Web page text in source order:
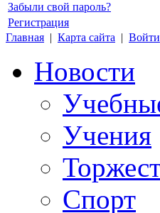
Забыли свой пароль?
Регистрация
Главная | Карта сайта | Войти
Новости
Учения
Спорт